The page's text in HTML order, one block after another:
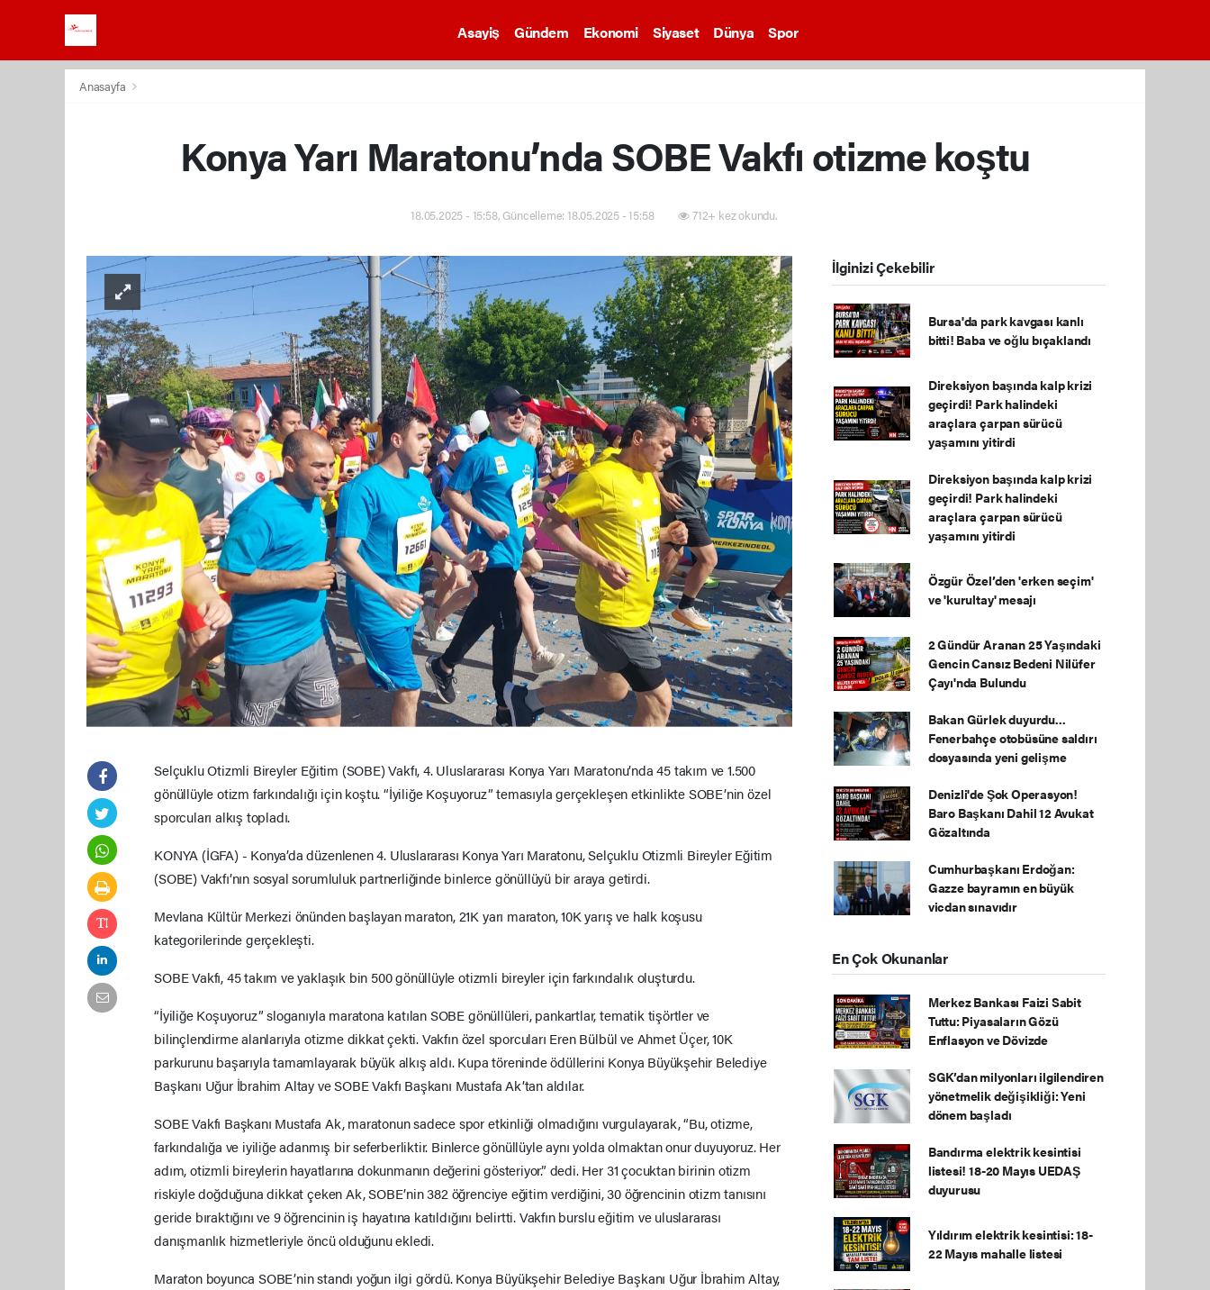
Asayiş Gündem Ekonomi Siyaset Dünya Spor
Anasayfa
Konya Yarı Maratonu’nda SOBE Vakfı otizme koştu
18.05.2025 - 15:58, Güncelleme: 18.05.2025 - 15:58 712+ kez okundu.
Selçuklu Otizmli Bireyler Eğitim (SOBE) Vakfı, 4. Uluslararası Konya Yarı Maratonu’nda 45 takım ve 1.500
gönüllüyle otizm farkındalığı için koştu. “İyiliğe Koşuyoruz” temasıyla gerçekleşen etkinlikte SOBE’nin özel
sporcuları alkış topladı.
KONYA (İGFA) - Konya’da düzenlenen 4. Uluslararası Konya Yarı Maratonu, Selçuklu Otizmli Bireyler Eğitim
(SOBE) Vakfı’nın sosyal sorumluluk partnerliğinde binlerce gönüllüyü bir araya getirdi.
Mevlana Kültür Merkezi önünden başlayan maraton, 21K yarı maraton, 10K yarış ve halk koşusu
kategorilerinde gerçekleşti.
SOBE Vakfı, 45 takım ve yaklaşık bin 500 gönüllüyle otizmli bireyler için farkındalık oluşturdu.
“İyiliğe Koşuyoruz” sloganıyla maratona katılan SOBE gönüllüleri, pankartlar, tematik tişörtler ve
bilinçlendirme alanlarıyla otizme dikkat çekti. Vakfın özel sporcuları Eren Bülbül ve Ahmet Üçer, 10K
parkurunu başarıyla tamamlayarak büyük alkış aldı. Kupa töreninde ödüllerini Konya Büyükşehir Belediye
Başkanı Uğur İbrahim Altay ve SOBE Vakfı Başkanı Mustafa Ak’tan aldılar.
SOBE Vakfı Başkanı Mustafa Ak, maratonun sadece spor etkinliği olmadığını vurgulayarak, “Bu, otizme,
farkındalığa ve iyiliğe adanmış bir seferberliktir. Binlerce gönüllüyle aynı yolda olmaktan onur duyuyoruz. Her
adım, otizmli bireylerin hayatlarına dokunmanın değerini gösteriyor.” dedi. Her 31 çocuktan birinin otizm
riskiyle doğduğuna dikkat çeken Ak, SOBE’nin 382 öğrenciye eğitim verdiğini, 30 öğrencinin otizm tanısını
geride bıraktığını ve 9 öğrencinin iş hayatına katıldığını belirtti. Vakfın burslu eğitim ve uluslararası
danışmanlık hizmetleriyle öncü olduğunu ekledi.
Maraton boyunca SOBE’nin standı yoğun ilgi gördü. Konya Büyükşehir Belediye Başkanı Uğur İbrahim Altay,
İlginizi Çekebilir
Bursa'da park kavgası kanlı
bitti! Baba ve oğlu bıçaklandı
Direksiyon başında kalp krizi
geçirdi! Park halindeki
araçlara çarpan sürücü
yaşamını yitirdi
Direksiyon başında kalp krizi
geçirdi! Park halindeki
araçlara çarpan sürücü
yaşamını yitirdi
Özgür Özel’den 'erken seçim'
ve 'kurultay' mesajı
2 Gündür Aranan 25 Yaşındaki
Gencin Cansız Bedeni Nilüfer
Çayı'nda Bulundu
Bakan Gürlek duyurdu...
Fenerbahçe otobüsüne saldırı
dosyasında yeni gelişme
Denizli'de Şok Operasyon!
Baro Başkanı Dahil 12 Avukat
Gözaltında
Cumhurbaşkanı Erdoğan:
Gazze bayramın en büyük
vicdan sınavıdır
En Çok Okunanlar
Merkez Bankası Faizi Sabit
Tuttu: Piyasaların Gözü
Enflasyon ve Dövizde
SGK’dan milyonları ilgilendiren
yönetmelik değişikliği: Yeni
dönem başladı
Bandırma elektrik kesintisi
listesi! 18-20 Mayıs UEDAŞ
duyurusu
Yıldırım elektrik kesintisi: 18-
22 Mayıs mahalle listesi